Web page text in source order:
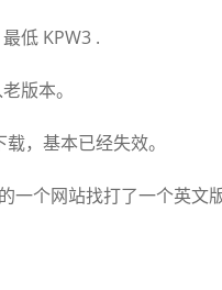
低 KPW3 .
版本。
，基本已经失效。
个网站找打了一个英文版